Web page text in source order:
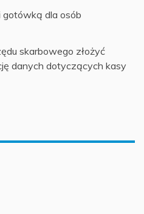
gotówką dla osób
skarbowego złożyć
danych dotyczących kasy